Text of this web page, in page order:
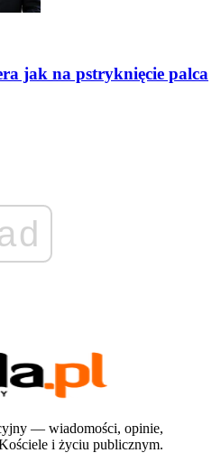
jak na pstryknięcie palca
— wiadomości, opinie,
i życiu publicznym.